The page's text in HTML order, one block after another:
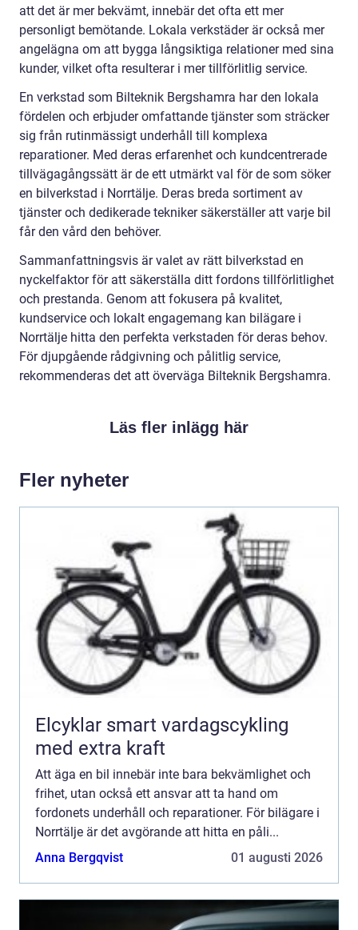
att det är mer bekvämt, innebär det ofta ett mer
personligt bemötande. Lokala verkstäder är också mer
angelägna om att bygga långsiktiga relationer med sina
kunder, vilket ofta resulterar i mer tillförlitlig service.
En verkstad som Bilteknik Bergshamra har den lokala
fördelen och erbjuder omfattande tjänster som sträcker
sig från rutinmässigt underhåll till komplexa
reparationer. Med deras erfarenhet och kundcentrerade
tillvägagångssätt är de ett utmärkt val för de som söker
en bilverkstad i Norrtälje. Deras breda sortiment av
tjänster och dedikerade tekniker säkerställer att varje bil
får den vård den behöver.
Sammanfattningsvis är valet av rätt bilverkstad en
nyckelfaktor för att säkerställa ditt fordons tillförlitlighet
och prestanda. Genom att fokusera på kvalitet,
kundservice och lokalt engagemang kan bilägare i
Norrtälje hitta den perfekta verkstaden för deras behov.
För djupgående rådgivning och pålitlig service,
rekommenderas det att överväga Bilteknik Bergshamra.
Läs fler inlägg här
Fler nyheter
Elcyklar smart vardagscykling
med extra kraft
Att äga en bil innebär inte bara bekvämlighet och
frihet, utan också ett ansvar att ta hand om
fordonets underhåll och reparationer. För bilägare i
Norrtälje är det avgörande att hitta en påli...
Anna Bergqvist
01 augusti 2026